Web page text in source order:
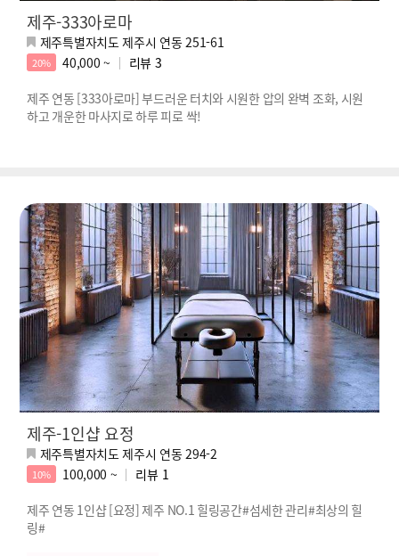
제주-333아로마
제주특별자치도 제주시 연동 251-61
20% 40,000 ~ 리뷰 3
제주 연동 [333아로마] 부드러운 터치와 시원한 압의 완벽 조화, 시원
하고 개운한 마사지로 하루 피로 싹!
제주-1인샵 요정
제주특별자치도 제주시 연동 294-2
10% 100,000 ~ 리뷰 1
제주 연동 1인샵 [요정] 제주 NO.1 힐링공간#섬세한 관리#최상의 힐
링#